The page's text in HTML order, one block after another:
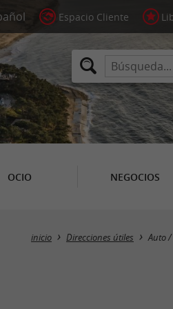
Espacio Cliente
OCIO NEGOCIOS
inicio Direcciones útiles Auto